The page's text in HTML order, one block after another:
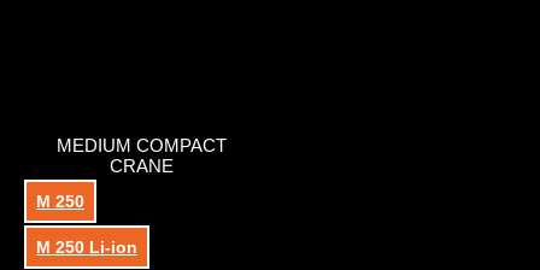
MEDIUM COMPACT
CRANE
M 250
M 250 Li-ion